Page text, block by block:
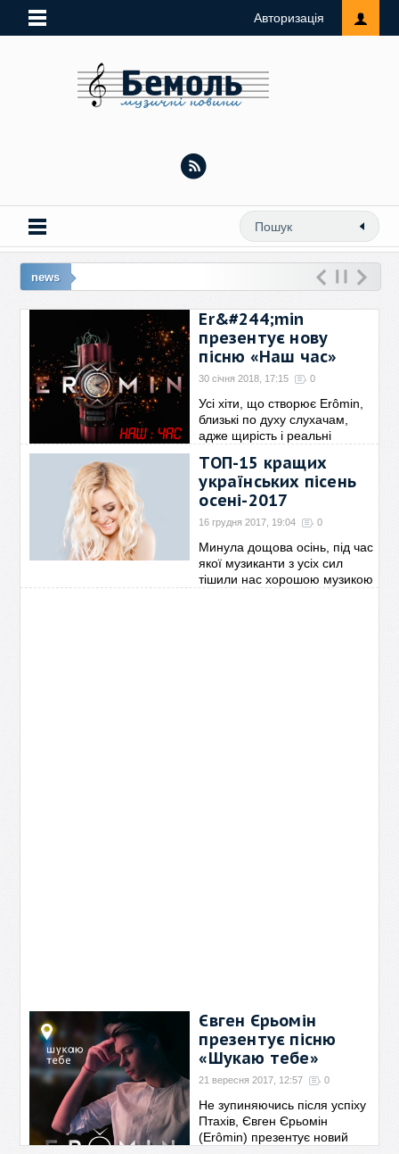
Авторизація
news
Er&#244;min
презентує нову
пісню «Наш час»
30 січня 2018, 17:15 0
Усі хіти, що створює Erômin,
близькі по духу слухачам,
адже щирість і реальні
моди. Важливо, що Erômin
вільно пише свої→
ТОП-15 кращих
українських пісень
осені-2017
16 грудня 2017, 19:04 0
Минула дощова осінь, під час
якої музиканти з усіх сил
тішили нас хорошою музикою
Євген Єрьомін
презентує пісню
«Шукаю тебе»
21 вересня 2017, 12:57 0
Не зупиняючись після успіху
Птахів, Євген Єрьомін
(Erômin) презентує новий